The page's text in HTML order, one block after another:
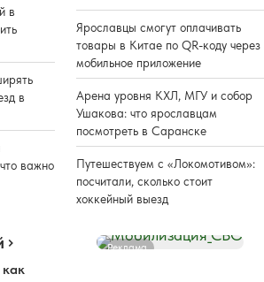
в
в
важно
Ярославцы смогут оплачивать
товары в Китае по QR-коду через
мобильное приложение
Арена уровня КХЛ, МГУ и собор
Ушакова: что ярославцам
посмотреть в Саранске
Путешествуем с «Локомотивом»:
посчитали, сколько стоит
хоккейный выезд
Реклама